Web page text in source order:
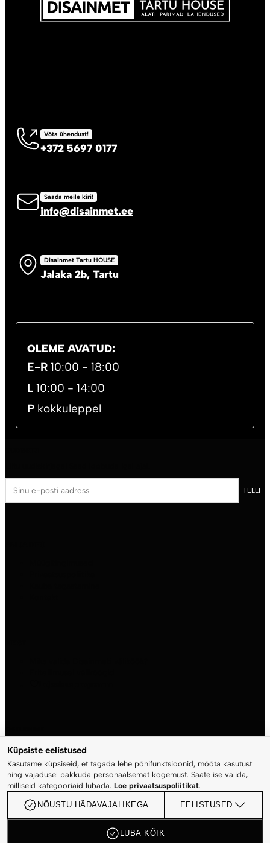
Küpsiste eelistused
Kasutame küpsiseid, et tagada lehe põhifunktsioonid, mõõta kasutust
ning vajadusel pakkuda personaalsemat kogemust. Saate ise valida,
milliseid kategooriaid lubada. Loe privaatsuspoliitikat.
NÕUSTU HÄDAVAJALIKEGA EELISTUSED
LUBA KÕIK
Võta ühendust!
+372 5697 0177
Saada meile kiri!
info@disainmet.ee
Disainmet Tartu HOUSE
Jalaka 2b, Tartu
OLEME AVATUD:
E-R10:00 - 18:00
L10:00 - 14:00
Pkokkuleppel
posti
TELLI
Pood
Konto
Ostukorv
Kassa
© 2026 Disainmet OÜ. Kõik õigused kaitstud.